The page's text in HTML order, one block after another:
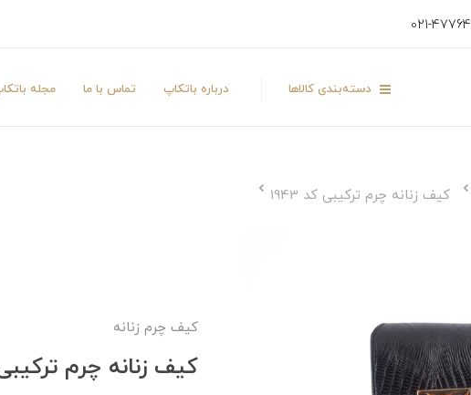
021-47764
دسته‌بندی کالاها درباره باتکاپ تماس با ما مجله
کیف زنانه چرم ترکیبی کد 1943
کیف چرم زنانه
کیف زنانه چرم ترکیبی